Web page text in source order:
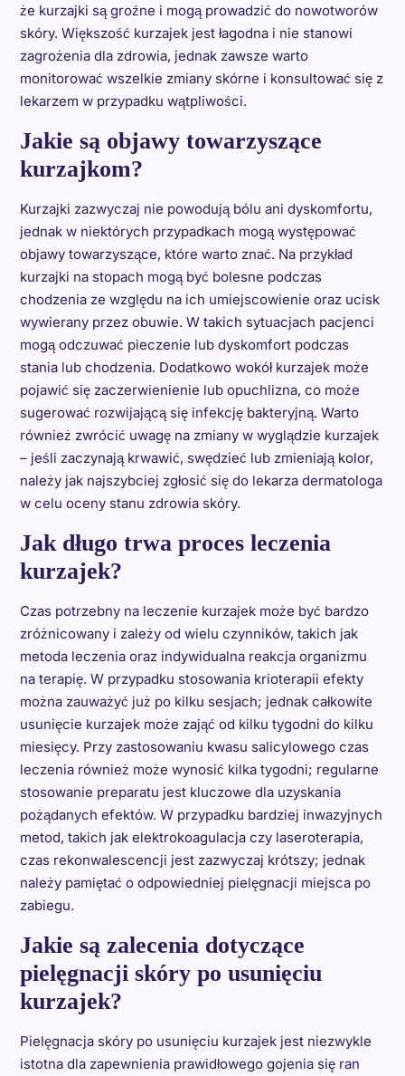
że kurzajki są groźne i mogą prowadzić do nowotworów
skóry. Większość kurzajek jest łagodna i nie stanowi
zagrożenia dla zdrowia, jednak zawsze warto
monitorować wszelkie zmiany skórne i konsultować się z
lekarzem w przypadku wątpliwości.
Jakie są objawy towarzyszące
kurzajkom?
Kurzajki zazwyczaj nie powodują bólu ani dyskomfortu,
jednak w niektórych przypadkach mogą występować
objawy towarzyszące, które warto znać. Na przykład
kurzajki na stopach mogą być bolesne podczas
chodzenia ze względu na ich umiejscowienie oraz ucisk
wywierany przez obuwie. W takich sytuacjach pacjenci
mogą odczuwać pieczenie lub dyskomfort podczas
stania lub chodzenia. Dodatkowo wokół kurzajek może
pojawić się zaczerwienienie lub opuchlizna, co może
sugerować rozwijającą się infekcję bakteryjną. Warto
również zwrócić uwagę na zmiany w wyglądzie kurzajek
– jeśli zaczynają krwawić, swędzieć lub zmieniają kolor,
należy jak najszybciej zgłosić się do lekarza dermatologa
w celu oceny stanu zdrowia skóry.
Jak długo trwa proces leczenia
kurzajek?
Czas potrzebny na leczenie kurzajek może być bardzo
zróżnicowany i zależy od wielu czynników, takich jak
metoda leczenia oraz indywidualna reakcja organizmu
na terapię. W przypadku stosowania krioterapii efekty
można zauważyć już po kilku sesjach; jednak całkowite
usunięcie kurzajek może zająć od kilku tygodni do kilku
miesięcy. Przy zastosowaniu kwasu salicylowego czas
leczenia również może wynosić kilka tygodni; regularne
stosowanie preparatu jest kluczowe dla uzyskania
pożądanych efektów. W przypadku bardziej inwazyjnych
metod, takich jak elektrokoagulacja czy laseroterapia,
czas rekonwalescencji jest zazwyczaj krótszy; jednak
należy pamiętać o odpowiedniej pielęgnacji miejsca po
zabiegu.
Jakie są zalecenia dotyczące
pielęgnacji skóry po usunięciu
kurzajek?
Pielęgnacja skóry po usunięciu kurzajek jest niezwykle
istotna dla zapewnienia prawidłowego gojenia się ran